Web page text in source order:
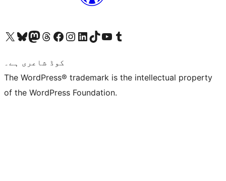
Visit our X (formerly Twitter) account
ہمارے بلیواسکائی اکاؤنٹ پر جائیں
Visit our Mastodon account
ہمارے ٹھریڈز اکاؤنٹ پر جائیں
Visit our Facebook page
Visit our Instagram account
Visit our LinkedIn account
ہمارے ٹک ٹاک اکاؤنٹ پر جائیں
Visit our YouTube channel
ہمارے ٹمبلر اکاؤنٹ پر جائیں
کوڈ شاعری ہے۔
The WordPress® trademark is the intellectual property
of the WordPress Foundation.